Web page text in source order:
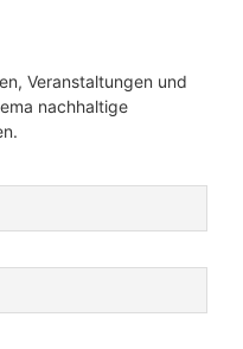
Veranstaltungen und
nachhaltige